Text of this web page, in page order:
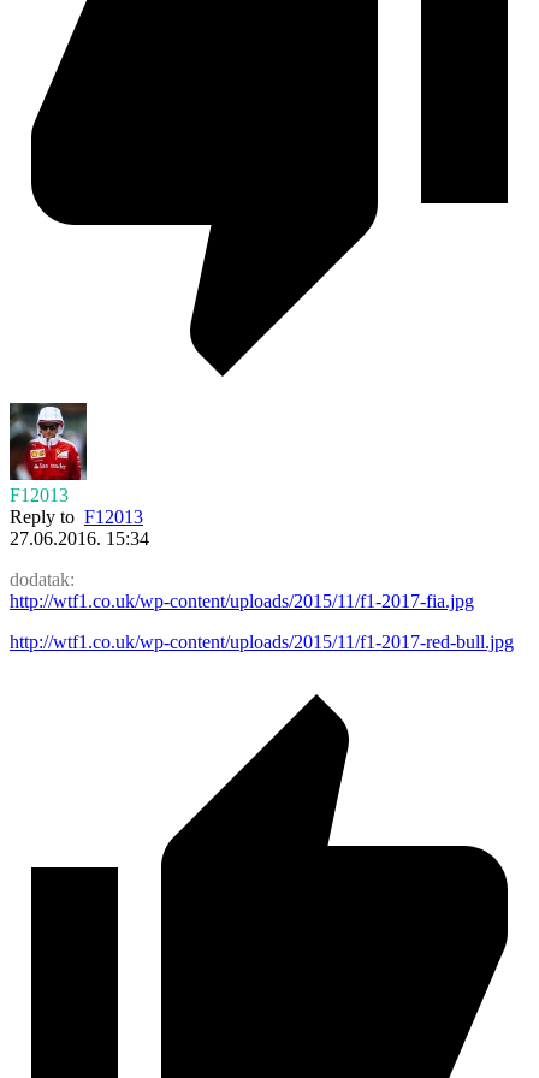
F12013
Reply to F12013
27.06.2016. 15:34
dodatak:
http://wtf1.co.uk/wp-content/uploads/2015/11/f1-2017-fia.jpg
http://wtf1.co.uk/wp-content/uploads/2015/11/f1-2017-red-bull.jpg